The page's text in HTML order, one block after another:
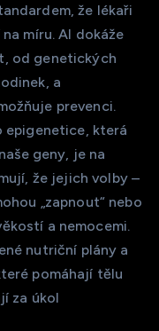
že lékaři
míru. AI dokáže
od genetických
a
prevenci.
epigenetice, která
geny, je na
že jejich volby –
„zapnout“ nebo
a nemocemi.
nutriční plány a
pomáhají tělu
za úkol